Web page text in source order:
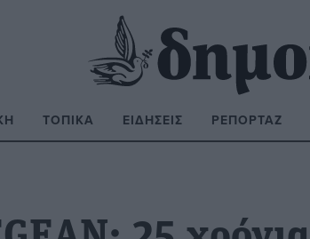
ΤΟΠΙΚΆ ΕΙΔΉΣΕΙΣ ΡΕΠΟΡΤΆΖ